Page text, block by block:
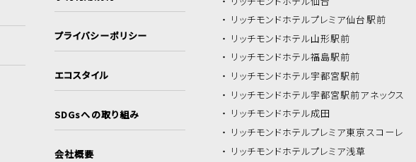
プライバシーポリシー
エコスタイル
SDGsへの取り組み
会社概要
リッチモンドホテルプレミア仙台駅前
リッチモンドホテル山形駅前
リッチモンドホテル福島駅前
リッチモンドホテル宇都宮駅前
リッチモンドホテル宇都宮駅前アネックス
リッチモンドホテル成田
リッチモンドホテルプレミア東京スコーレ
リッチモンドホテルプレミア浅草